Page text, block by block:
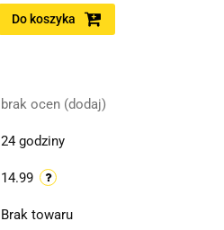
Do koszyka
brak ocen (dodaj)
24 godziny
14.99
Brak towaru